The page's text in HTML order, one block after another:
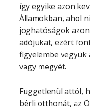
így egyike azon
Államokban, ahol
joghatóságok
adójukat, ezért
figyelembe
vagy megyét.
Függetlenül attól,
bérli otthonát, az